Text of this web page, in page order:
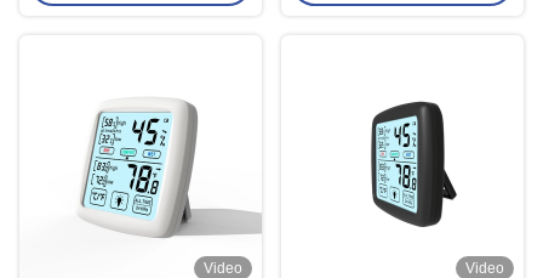
Video Video